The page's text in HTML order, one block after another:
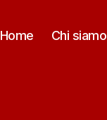
Home Chi siamo